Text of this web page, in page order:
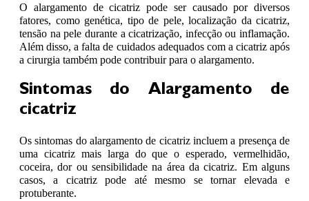
O alargamento de cicatriz pode ser causado por diversos
fatores, como genética, tipo de pele, localização da cicatriz,
tensão na pele durante a cicatrização, infecção ou inflamação.
Além disso, a falta de cuidados adequados com a cicatriz após
a cirurgia também pode contribuir para o alargamento.
Sintomas do Alargamento de
cicatriz
Os sintomas do alargamento de cicatriz incluem a presença de
uma cicatriz mais larga do que o esperado, vermelhidão,
coceira, dor ou sensibilidade na área da cicatriz. Em alguns
casos, a cicatriz pode até mesmo se tornar elevada e
protuberante.